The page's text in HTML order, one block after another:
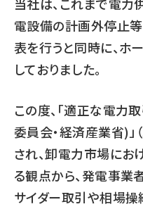
電設備の計画外停止等
表を行うと同時に、ホ
しておりました。
この度、「適正な電力
委員会・経済産業省)」
され、卸電力市場に
る観点から、発電事業
サイダー取引や相場操